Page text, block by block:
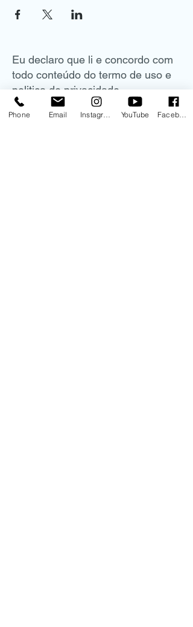
Eu declaro que li e concordo com
todo conteúdo do termo de uso e
politica de privacidade
Phone Email YouTube